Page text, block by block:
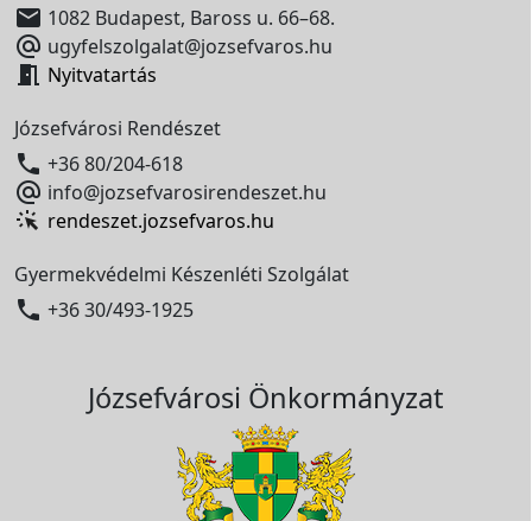
 1082 Budapest, Baross u. 66–68.
 ugyfelszolgalat@jozsefvaros.hu
 Nyitvatartás
Józsefvárosi Rendészet
 +36 80/204-618
 info@jozsefvarosirendeszet.hu
rendeszet.jozsefvaros.hu
Gyermekvédelmi Készenléti Szolgálat
 +36 30/493-1925
Józsefvárosi Önkormányzat